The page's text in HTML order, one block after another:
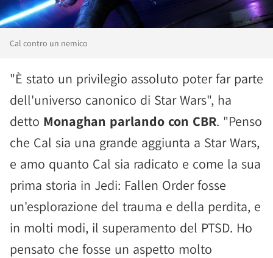
Cal contro un nemico
"È stato un privilegio assoluto poter far parte
dell'universo canonico di Star Wars", ha
detto Monaghan parlando con CBR. "Penso
che Cal sia una grande aggiunta a Star Wars,
e amo quanto Cal sia radicato e come la sua
prima storia in Jedi: Fallen Order fosse
un'esplorazione del trauma e della perdita, e
in molti modi, il superamento del PTSD. Ho
pensato che fosse un aspetto molto